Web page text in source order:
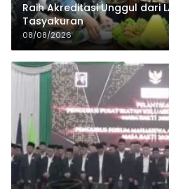
Raih Akreditasi Unggul dari
Tasyakuran
08/08/2026